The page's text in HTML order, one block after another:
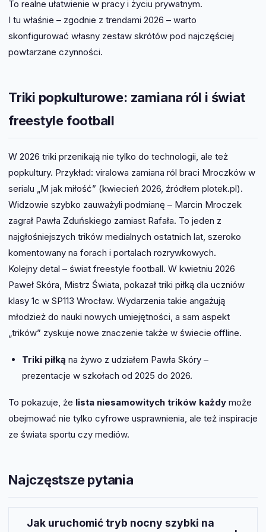
To realne ułatwienie w pracy i życiu prywatnym.
I tu właśnie – zgodnie z trendami 2026 – warto
skonfigurować własny zestaw skrótów pod najczęściej
powtarzane czynności.
Triki popkulturowe: zamiana ról i świat
freestyle football
W 2026 triki przenikają nie tylko do technologii, ale też
popkultury. Przykład: viralowa zamiana ról braci Mroczków w
serialu „M jak miłość” (kwiecień 2026, źródłem plotek.pl).
Widzowie szybko zauważyli podmianę – Marcin Mroczek
zagrał Pawła Zduńskiego zamiast Rafała. To jeden z
najgłośniejszych trików medialnych ostatnich lat, szeroko
komentowany na forach i portalach rozrywkowych.
Kolejny detal – świat freestyle football. W kwietniu 2026
Paweł Skóra, Mistrz Świata, pokazał triki piłką dla uczniów
klasy 1c w SP113 Wrocław. Wydarzenia takie angażują
młodzież do nauki nowych umiejętności, a sam aspekt
„trików” zyskuje nowe znaczenie także w świecie offline.
Triki piłką na żywo z udziałem Pawła Skóry –
prezentacje w szkołach od 2025 do 2026.
To pokazuje, że lista niesamowitych trików każdy może
obejmować nie tylko cyfrowe usprawnienia, ale też inspiracje
ze świata sportu czy mediów.
Najczęstsze pytania
Jak uruchomić tryb nocny szybki na